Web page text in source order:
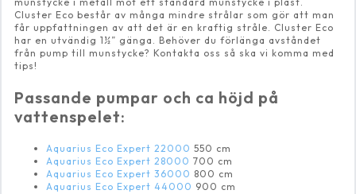
Cluster Eco består av många mindre strålar som gör att man
får uppfattningen av att det är en kraftig stråle. Cluster Eco
har en utvändig 1½” gänga. Behöver du förlänga avståndet
från pump till munstycke? Kontakta oss så ska vi komma med
tips!
Passande pumpar och ca höjd på
vattenspelet:
Aquarius Eco Expert 22000 550 cm
Aquarius Eco Expert 28000 700 cm
Aquarius Eco Expert 36000 800 cm
Aquarius Eco Expert 44000 900 cm